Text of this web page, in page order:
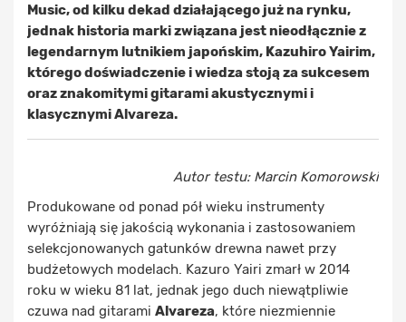
Music, od kilku dekad działającego już na rynku,
jednak historia marki związana jest nieodłącznie z
legendarnym lutnikiem japońskim, Kazuhiro Yairim,
którego doświadczenie i wiedza stoją za sukcesem
oraz znakomitymi gitarami akustycznymi i
klasycznymi Alvareza.
Autor testu: Marcin Komorowski
Produkowane od ponad pół wieku instrumenty
wyróżniają się jakością wykonania i zastosowaniem
selekcjonowanych gatunków drewna nawet przy
budżetowych modelach. Kazuro Yairi zmarł w 2014
roku w wieku 81 lat, jednak jego duch niewątpliwie
czuwa nad gitarami Alvareza, które niezmiennie